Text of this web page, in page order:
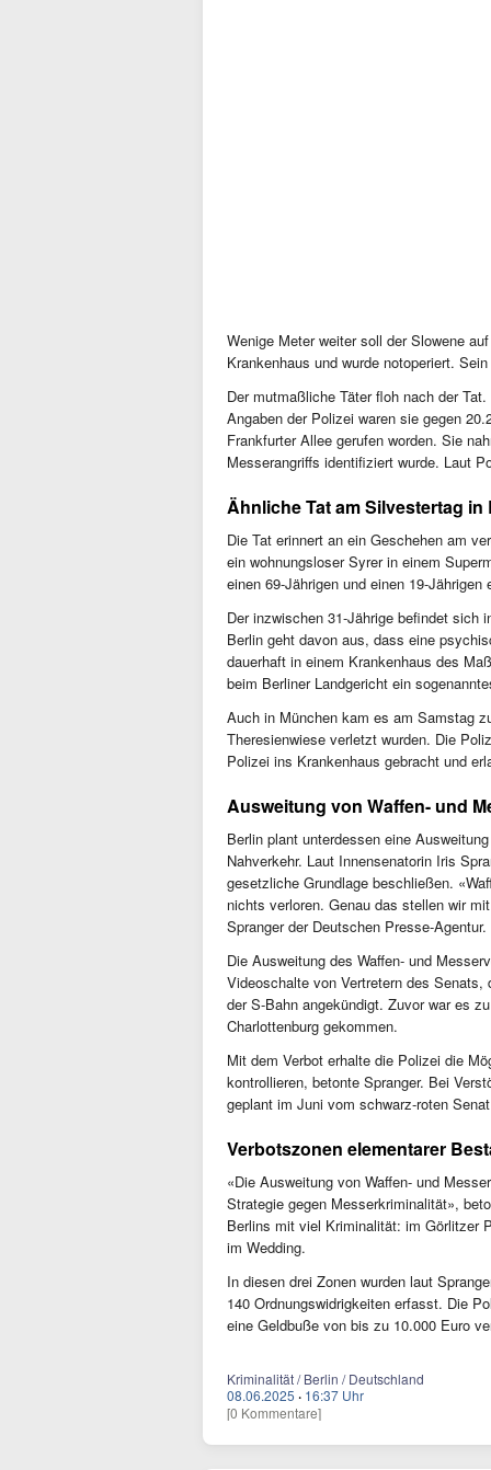
Wenige Meter weiter soll der Slowene
Krankenhaus und wurde notoperiert.
Der mutmaßliche Täter floh nach der
Angaben der Polizei waren sie gegen
Frankfurter Allee gerufen worden. Sie
Messerangriffs identifiziert wurde. Laut
Ähnliche Tat am Silvestertag in
Die Tat erinnert an ein Geschehen am
ein wohnungsloser Syrer in einem
einen 69-Jährigen und einen 19-
Der inzwischen 31-Jährige befindet sich
Berlin geht davon aus, dass eine
dauerhaft in einem Krankenhaus des
beim Berliner Landgericht ein
Auch in München kam es am Samstag
Theresienwiese verletzt wurden. Die
Polizei ins Krankenhaus gebracht und
Ausweitung von Waffen- und
Berlin plant unterdessen eine
Nahverkehr. Laut Innensenatorin Iris
gesetzliche Grundlage beschließen.
nichts verloren. Genau das stellen wir
Spranger der Deutschen Presse-Agentur.
Die Ausweitung des Waffen- und
Videoschalte von Vertretern des Senats,
der S-Bahn angekündigt. Zuvor war es
Charlottenburg gekommen.
Mit dem Verbot erhalte die Polizei die
kontrollieren, betonte Spranger. Bei
geplant im Juni vom schwarz-roten
Verbotszonen elementarer
«Die Ausweitung von Waffen- und
Strategie gegen Messerkriminalität»,
Berlins mit viel Kriminalität: im Görlitzer
im Wedding.
In diesen drei Zonen wurden laut
140 Ordnungswidrigkeiten erfasst. Die
eine Geldbuße von bis zu 10.000 Euro
Kriminalität / Berlin / Deutschland
08.06.2025 · 16:37 Uhr
[0 Kommentare]